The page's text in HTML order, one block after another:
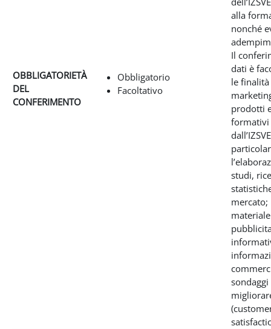
OBBLIGATORIETÀ
DEL
CONFERIMENTO
Obbligatorio
Facoltativo
alla
nonché
Il
dati è
le
prodotti
studi,
materiale